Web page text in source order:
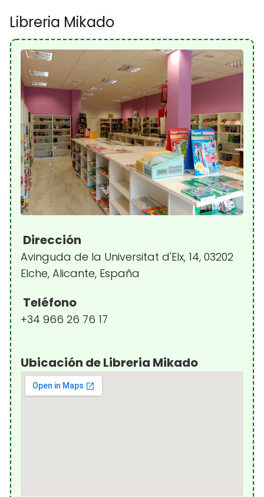
Libreria Mikado
Dirección
Avinguda de la Universitat d'Elx, 14, 03202
Elche, Alicante, España
Teléfono
+34 966 26 76 17
Ubicación de Libreria Mikado